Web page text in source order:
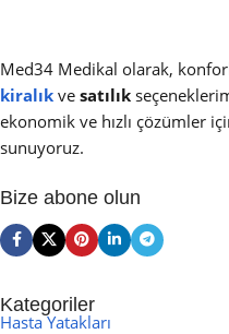
Med34 Medikal olarak,
kiralık ve satılık
ekonomik ve hızlı çözümler
sunuyoruz.
Bize abone olun
Kategoriler
Hasta Yatakları